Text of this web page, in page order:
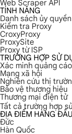
Web Scraper API
TÍNH NĂNG
Danh sách ủy
Kiểm tra Proxy
CroxyProxy
ProxySite
Proxy từ ISP
TRƯỜNG HỢP SỬ
Xác minh quảng cáo
Mạng xã hội
Nghiên cứu thị
Bảo vệ thương hiệu
Thương mại điện tử
Tất cả trường hợp
ĐỊA ĐIỂM HÀNG ĐẦU
Đức
Hàn Quốc